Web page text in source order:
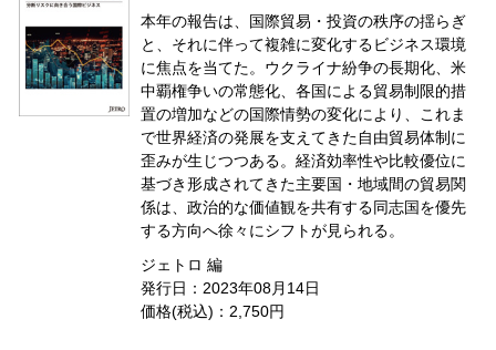
本年の報告は、国際貿易・投資の秩序の揺らぎ
と、それに伴って複雑に変化するビジネス環境
に焦点を当てた。ウクライナ紛争の長期化、米
中覇権争いの常態化、各国による貿易制限的措
置の増加などの国際情勢の変化により、これま
で世界経済の発展を支えてきた自由貿易体制に
歪みが生じつつある。経済効率性や比較優位に
基づき形成されてきた主要国・地域間の貿易関
係は、政治的な価値観を共有する同志国を優先
する方向へ徐々にシフトが見られる。
ジェトロ 編
発行日：2023年08月14日
価格(税込)：2,750円